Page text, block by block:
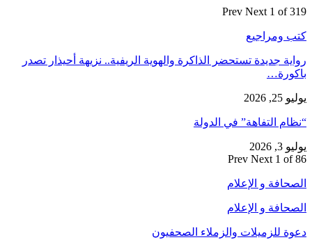
Prev Next 1 of 319
كتب ومراجيع
رواية جديدة تستحضر الذاكرة والهوية الريفية.. نزيهة أحيذار تصدر
باكورة…
يوليو 25, 2026
“نظام التفاهة” في الدولة
يوليو 3, 2026
Prev Next 1 of 86
الصحافة و الإعلام
الصحافة و الإعلام
دعوة للزميلات والزملاء الصحفيون